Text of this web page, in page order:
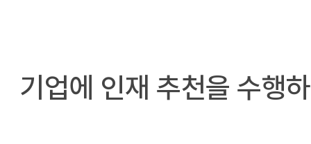
사업 제휴 문의
언론보도
협력기
인재 채용
기업에 인재 추천을 수행